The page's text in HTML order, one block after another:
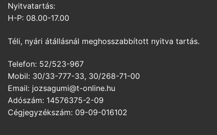
Nyitvatartás:
H-P: 08.00-17.00
Téli, nyári átállásnál meghosszabbított nyitva tartás.
Telefon: 52/523-967
Mobil: 30/33-777-33, 30/268-71-00
Email: jozsagumi@t-online.hu
Adószám: 14576375-2-09
Cégjegyzékszám: 09-09-016102